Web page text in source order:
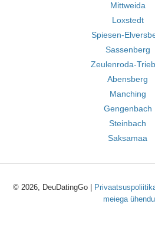
Mittweida
Loxstedt
Spiesen-
Sassenberg
Zeulenroda-
Abensberg
Manching
Gengenbach
Steinbach
Saksamaa
© 2026, DeuDatingGo |
meiega